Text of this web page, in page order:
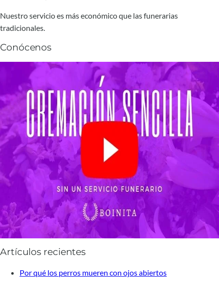
Nuestro servicio es más económico que las funerarias
tradicionales.
Conócenos
Artículos recientes
Por qué los perros mueren con ojos abiertos